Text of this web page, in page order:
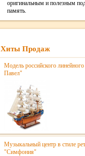
оригинальным и полезным
память.
Хиты Продаж
Модель российского
Павел"
Музыкальный центр в стиле
"Симфония"